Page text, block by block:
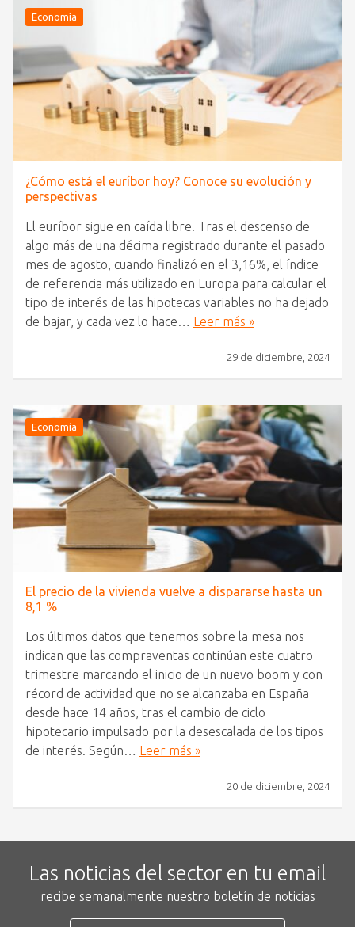
Economía
¿Cómo está el euríbor hoy? Conoce su evolución y
perspectivas
El euríbor sigue en caída libre. Tras el descenso de
algo más de una décima registrado durante el pasado
mes de agosto, cuando finalizó en el 3,16%, el índice
de referencia más utilizado en Europa para calcular el
tipo de interés de las hipotecas variables no ha dejado
de bajar, y cada vez lo hace… Leer más »
29 de diciembre, 2024
Economía
El precio de la vivienda vuelve a dispararse hasta un
8,1 %
Los últimos datos que tenemos sobre la mesa nos
indican que las compraventas continúan este cuatro
trimestre marcando el inicio de un nuevo boom y con
récord de actividad que no se alcanzaba en España
desde hace 14 años, tras el cambio de ciclo
hipotecario impulsado por la desescalada de los tipos
de interés. Según… Leer más »
20 de diciembre, 2024
Las noticias del sector en tu email
recibe semanalmente nuestro boletín de noticias